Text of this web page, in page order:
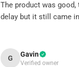
The product was
delay but it still came
G Gavin
Verified owner